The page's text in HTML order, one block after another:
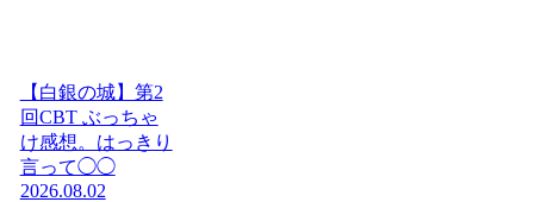
【白銀の城】第2
回CBT ぶっちゃ
け感想。はっきり
言って◯◯
2026.08.02